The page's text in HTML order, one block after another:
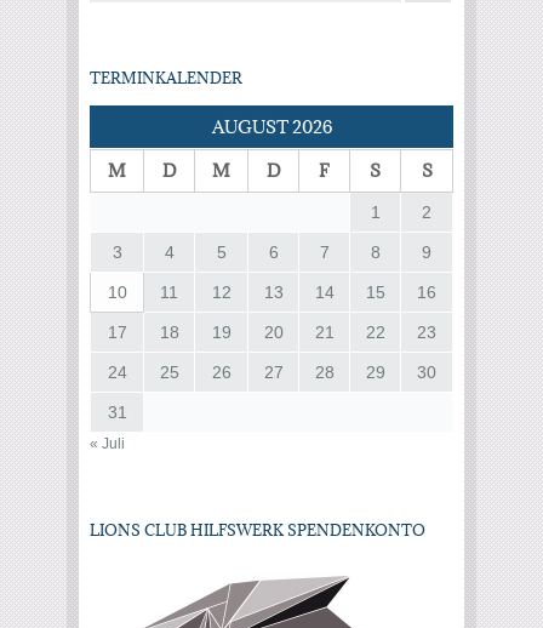
TERMINKALENDER
AUGUST 2026
M
D M D F S S
1 2
3 4 5 6 7 8 9
10 11 12 13 14 15 16
17 18 19 20 21 22 23
24 25 26 27 28 29 30
31
« Juli
LIONS CLUB HILFSWERK SPENDENKONTO